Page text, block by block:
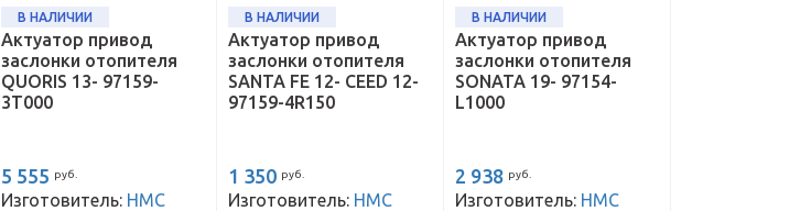
В НАЛИЧИИ
Актуатор привод
заслонки отопителя
QUORIS 13- 97159-
3T000
5 555 руб.
Изготовитель: HMC
В НАЛИЧИИ
Актуатор привод
заслонки отопителя
SANTA FE 12- CEED 12-
97159-4R150
1 350 руб.
Изготовитель: HMC
В НАЛИЧИИ
Актуатор привод
заслонки отопителя
SONATA 19- 97154-
L1000
2 938 руб.
Изготовитель: HMC